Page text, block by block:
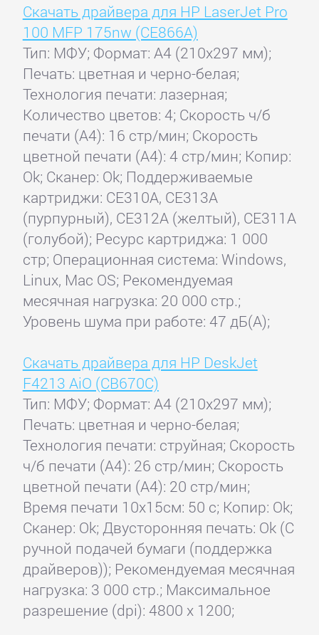
Скачать драйвера для HP LaserJet Pro
100 MFP 175nw (CE866A)
Тип: МФУ; Формат: A4 (210x297 мм);
Печать: цветная и черно-белая;
Технология печати: лазерная;
Количество цветов: 4; Скорость ч/б
печати (А4): 16 стр/мин; Скорость
цветной печати (А4): 4 стр/мин; Копир:
Ok; Сканер: Ok; Поддерживаемые
картриджи: CE310A, CE313A
(пурпурный), CE312A (желтый), CE311A
(голубой); Ресурс картриджа: 1 000
стр; Операционная система: Windows,
Linux, Mac OS; Рекомендуемая
месячная нагрузка: 20 000 стр.;
Уровень шума при работе: 47 дБ(А);
Скачать драйвера для HP DeskJet
F4213 AiO (CB670C)
Тип: МФУ; Формат: A4 (210x297 мм);
Печать: цветная и черно-белая;
Технология печати: струйная; Скорость
ч/б печати (А4): 26 стр/мин; Скорость
цветной печати (А4): 20 стр/мин;
Время печати 10x15см: 50 с; Копир: Ok;
Сканер: Ok; Двусторонняя печать: Ok (С
ручной подачей бумаги (поддержка
драйверов)); Рекомендуемая месячная
нагрузка: 3 000 стр.; Максимальное
разрешение (dpi): 4800 x 1200;